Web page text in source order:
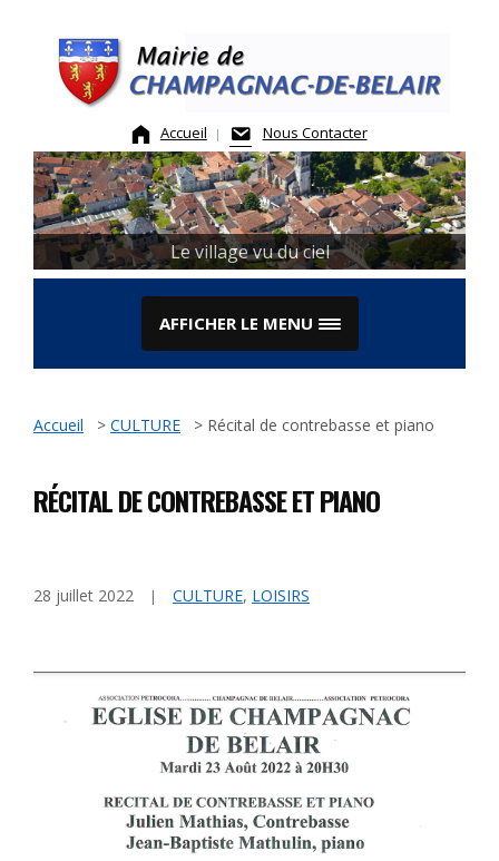
content
Accueil Nous Contacter
Le Marché
Le village vu du ciel
AFFICHER LE MENU
Accueil > CULTURE > Récital de contrebasse et piano
RÉCITAL DE CONTREBASSE ET PIANO
28 juillet 2022 CULTURE, LOISIRS